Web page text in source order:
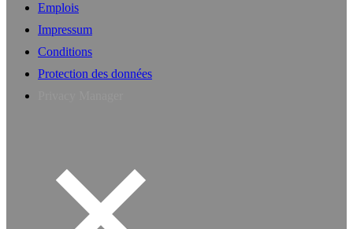
Emplois
Impressum
Conditions
Protection des données